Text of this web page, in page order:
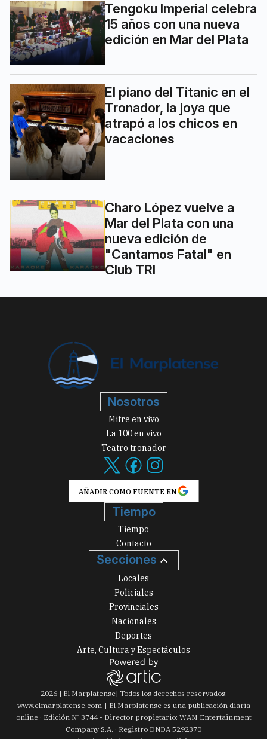
Tengoku Imperial celebra
15 años con una nueva
edición en Mar del Plata
El piano del Titanic en el
Tronador, la joya que
atrapó a los chicos en
vacaciones
Charo López vuelve a
Mar del Plata con una
nueva edición de
"Cantamos Fatal" en
Club TRI
Nosotros
Mitre en vivo
La 100 en vivo
Teatro tronador
AÑADIR COMO FUENTE EN
Tiempo
Tiempo
Contacto
Secciones
Locales
Policiales
Provinciales
Nacionales
Deportes
Arte, Cultura y Espectáculos
2026| El Marplatense| Todos los derechos reservados:
www.elmarplatense.com
El Marplatense es una publicación diaria
online · Edición Nº 3744- Director propietario: WAM Entertainment
Company S.A. · Registro DNDA 5292370